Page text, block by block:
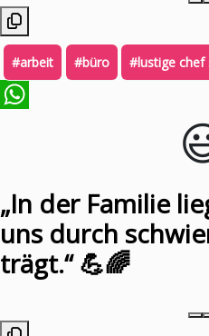
#arbeit #büro #lustige chef
„In der Familie
uns durch
trägt.“ 💪🌈